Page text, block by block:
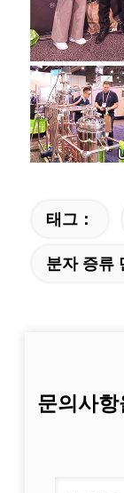
태그：
분자 증류
문의사